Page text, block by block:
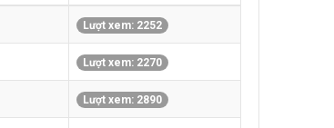
Lượt xem: 2252
Lượt xem: 2270
Lượt xem: 2890